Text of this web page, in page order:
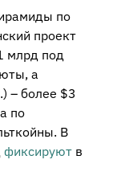
по
проект
млрд под
а
– более $3
по
В
фиксируютв